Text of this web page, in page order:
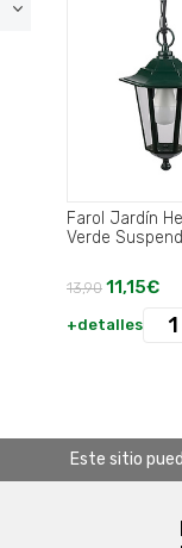
Farol Jardín
Verde
13,90 11,15€
+detalles
Este sitio